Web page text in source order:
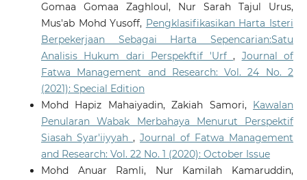
Gomaa Gomaa Zaghloul, Nur Sarah Tajul Urus,
Mus'ab Mohd Yusoff, Pengklasifikasikan Harta Isteri
Berpekerjaan Sebagai Harta Sepencarian:Satu
Analisis Hukum dari Perspekftif 'Urf, Journal of
Fatwa Management and Research: Vol. 24 No. 2
(2021): Special Edition
Mohd Hapiz Mahaiyadin, Zakiah Samori, Kawalan
Penularan Wabak Merbahaya Menurut Perspektif
Siasah Syar'iiyyah ,Journal of Fatwa Management
and Research: Vol. 22 No. 1 (2020): October Issue
Mohd Anuar Ramli, Nur Kamilah Kamaruddin,